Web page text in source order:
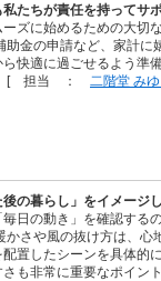
たちが責任を持ってサ
ズに始めるための大
金の申請など、家計
快適に過ごせるよう準
。 [ 担当 ： 二階堂 みゆ
の暮らし」をイメージし
日の動き」を確認する
さや風の抜け方は、
置したシーンを具体的
も非常に重要なポイ